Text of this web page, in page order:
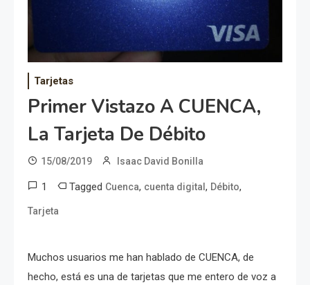
Tarjetas
Primer Vistazo A CUENCA,
La Tarjeta De Débito
15/08/2019 Isaac David Bonilla
1 Tagged Cuenca, cuenta digital , Débito,
Tarjeta
Muchos usuarios me han hablado de CUENCA, de
hecho, está es una de tarjetas que me entero de voz a